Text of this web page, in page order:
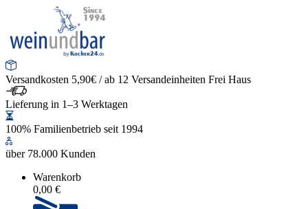
Versandkosten 5,90€ / ab 12 Versandeinheiten Frei Haus
Lieferung in 1–3 Werktagen
100% Familienbetrieb seit 1994
über 78.000 Kunden
Warenkorb
0,00 €